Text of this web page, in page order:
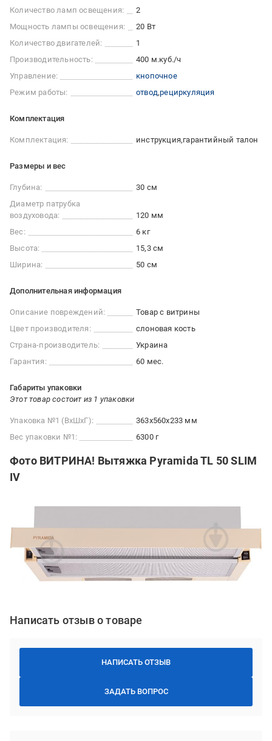
Количество ламп освещения:
2
Мощность лампы освещения:
20 Вт
Количество двигателей:
1
Производительность:
400 м.куб./ч
Управление:
кнопочное
Режим работы:
отвод рециркуляция
Комплектация
Комплектация: инструкция гарантийный талон
Размеры и вес
Глубина:
30 см
Диаметр патрубка
воздуховода:
120 мм
Вес:
6 кг
Высота:
15,3 см
Ширина:
50 см
Дополнительная информация
Описание повреждений:
Товар c витрины
Цвет производителя:
слоновая кость
Страна-производитель:
Украина
Гарантия:
60 мес.
Габариты упаковки
Этот товар состоит из 1 упаковки
Упаковка №1 (ВхШхГ):
363x560x233 мм
Вес упаковки №1:
6300 г
Фото ВИТРИНА! Вытяжка Pyramida TL 50 SLIM
IV
Написать отзыв о товаре
НАПИСАТЬ ОТЗЫВ
ЗАДАТЬ ВОПРОС